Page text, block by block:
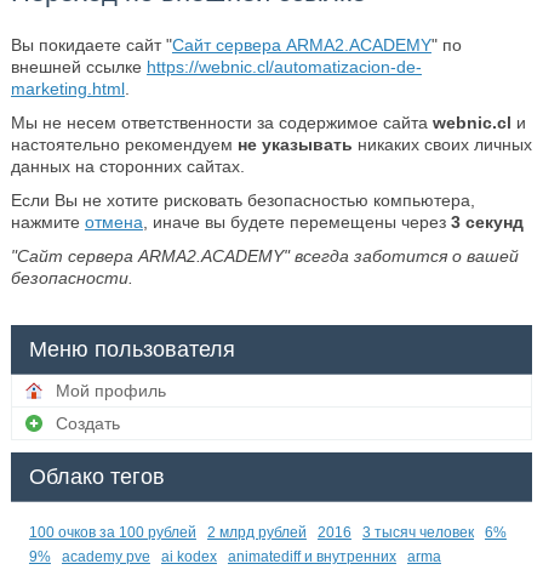
Вы покидаете сайт "Сайт сервера ARMA2.ACADEMY" по
внешней ссылке https://webnic.cl/automatizacion-de-
marketing.html.
Мы не несем ответственности за содержимое сайта webnic.cl и
настоятельно рекомендуем не указывать никаких своих личных
данных на сторонних сайтах.
Если Вы не хотите рисковать безопасностью компьютера,
нажмите отмена , иначе вы будете перемещены через 3секунд
"Сайт сервера ARMA2.ACADEMY" всегда заботится о вашей
безопасности.
Меню пользователя
Мой профиль
Создать
Облако тегов
100 очков за 100 рублей 2 млрд рублей 2016 3 тысяч человек
6%
9%
academy pve ai kodex animatediff и внутренних arma